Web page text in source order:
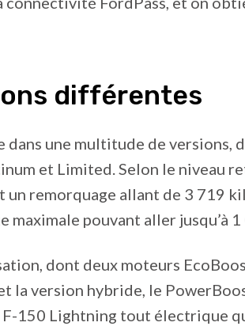
différentes
une multitude de versions,
et Limited. Selon le niveau
remorquage allant de 3 719
maximale pouvant aller jusqu’à
dont deux moteurs
la version hybride, le
F-150 Lightning tout électrique